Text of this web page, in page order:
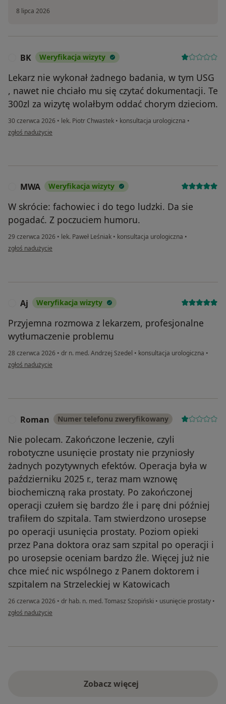
8 lipca 2026
BK Weryfikacja wizyty
Lekarz nie wykonał żadnego badania, w tym USG
, nawet nie chciało mu się czytać dokumentacji. Te
300zl za wizytę wolałbym oddać chorym dzieciom.
30 czerwca 2026 • lek. Piotr Chwastek • konsultacja urologiczna •
w opinii użytkownika BK
zgłoś nadużycie
MWA Weryfikacja wizyty
W skrócie: fachowiec i do tego ludzki. Da sie
pogadać. Z poczuciem humoru.
29 czerwca 2026 • lek. Paweł Leśniak • konsultacja urologiczna •
w opinii użytkownika MWA
zgłoś nadużycie
Aj Weryfikacja wizyty
Przyjemna rozmowa z lekarzem, profesjonalne
wytłumaczenie problemu
28 czerwca 2026 • dr n. med. Andrzej Szedel • konsultacja urologiczna •
w opinii użytkownika Aj
zgłoś nadużycie
Roman Numer telefonu zweryfikowany
Nie polecam. Zakończone leczenie, czyli
robotyczne usunięcie prostaty nie przyniosły
żadnych pozytywnych efektów. Operacja była w
październiku 2025 r., teraz mam wznowę
biochemiczną raka prostaty. Po zakończonej
operacji czułem się bardzo źle i parę dni później
trafiłem do szpitala. Tam stwierdzono urosepse
po operacji usunięcia prostaty. Poziom opieki
przez Pana doktora oraz sam szpital po operacji i
po urosepsie oceniam bardzo źle. Więcej już nie
chce mieć nic wspólnego z Panem doktorem i
szpitalem na Strzeleckiej w Katowicach
26 czerwca 2026 • dr hab. n. med. Tomasz Szopiński • usunięcie prostaty •
w opinii użytkownika Roman
zgłoś nadużycie
Zobacz więcej